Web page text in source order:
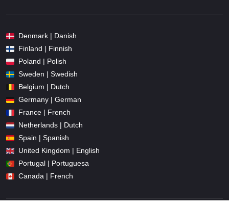
Denmark | Danish
Finland | Finnish
Poland | Polish
Sweden | Swedish
Belgium | Dutch
Germany | German
France | French
Netherlands | Dutch
Spain | Spanish
United Kingdom | English
Portugal | Portuguesa
Canada | French